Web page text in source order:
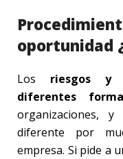
oportunidad
Los riesgos y
diferentes
organizaciones,
diferente por
empresa. Si pide a